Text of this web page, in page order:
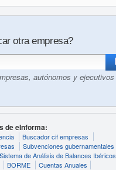
otra empresa?
autónomos y ejecutivos
de eInforma:
Buscador cif empresas
Subvenciones gubernamentales
Sistema de Análisis de Balances Ibéricos
BORME Cuentas Anuales